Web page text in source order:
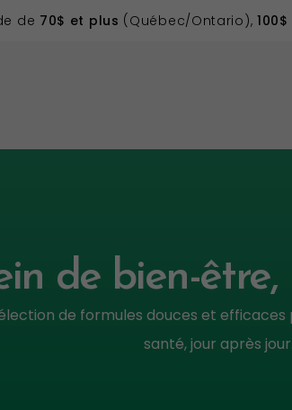
de 70$ et plus (Québec/Ontario), 100$
de bien-
de formules douces et
santé, jour après jour.